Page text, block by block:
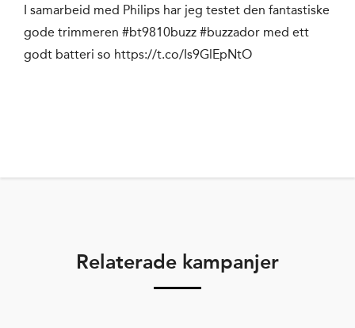
I samarbeid med Philips har jeg testet den fantastiske
gode trimmeren #bt9810buzz #buzzador med ett
godt batteri so https://t.co/Is9GlEpNtO
Relaterade kampanjer